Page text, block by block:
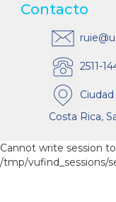
Contacto
2511-
Costa Rica,
Cannot write session to
/tmp/vufind_sessions/